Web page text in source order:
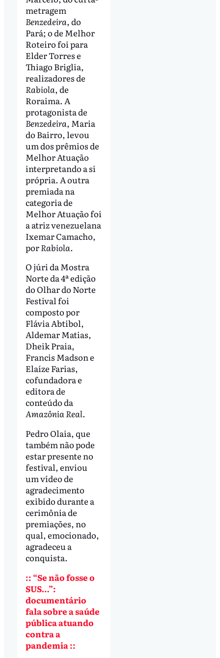
metragem
Benzedeira, do
Pará; o de Melhor
Roteiro foi para
Elder Torres e
Thiago Briglia,
realizadores de
Rabiola, de
Roraima. A
protagonista de
Benzedeira, Maria
do Bairro, levou
um dos prêmios de
Melhor Atuação
interpretando a si
própria. A outra
premiada na
categoria de
Melhor Atuação foi
a atriz venezuelana
Ixemar Camacho,
porRabiola.
O júri da Mostra
Norte da 4ª edição
do Olhar do Norte
Festival foi
composto por
Flávia Abtibol,
Aldemar Matias,
Dheik Praia,
Francis Madson e
Elaíze Farias,
cofundadora e
editora de
conteúdo da
Amazônia Real.
Pedro Olaia, que
também não pode
estar presente no
festival, enviou
um vídeo de
agradecimento
exibido durante a
cerimônia de
premiações, no
qual, emocionado,
agradeceu a
conquista.
:: “Se não fosse o
SUS…”:
documentário
fala sobre a saúde
pública atuando
contra a
pandemia ::